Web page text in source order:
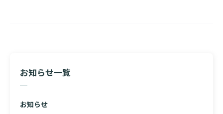
お知らせ一覧
お知らせ